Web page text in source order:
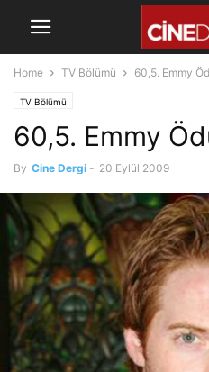
Home TV Bölümü 60,5. Emmy
TV Bölümü
60,5. Emmy
By Cine Dergi - 20 Eylül 2009